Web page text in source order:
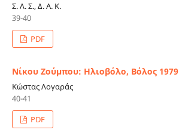
Σ. Λ. Σ., Δ. Α. Κ.
39-40
PDF
Νίκου Ζούμπου: Ηλιοβόλο, Βόλος 1979
Κώστας Λογαράς
40-41
PDF